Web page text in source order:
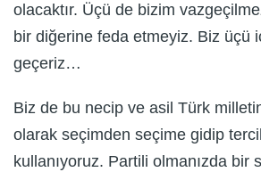
olacaktır. Üçü de bizim
bir diğerine feda etmeyiz. Biz üçü
geçeriz…
Biz de bu necip ve asil Türk
olarak seçimden seçime gidip
kullanıyoruz. Partili olmanızda bir